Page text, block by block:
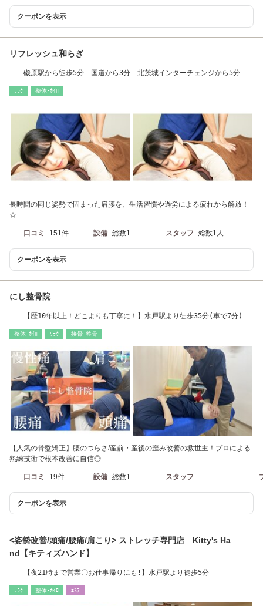
クーポンを表示
リフレッシュ和らぎ
磯原駅から徒歩5分 国道から3分 北茨城インターチェンジから5分
ﾘﾗｸ 整体･ｶｲﾛ
長時間の同じ姿勢で固まった肩腰を、生活習慣や過労による疲れから解放！
☆
口コミ 151件 設備 総数1 スタッフ 総数1人
クーポンを表示
にし整骨院
【歴10年以上！どこよりも丁寧に！】水戸駅より徒歩35分(車で7分)
整体･ｶｲﾛ ﾘﾗｸ 接骨･整骨
【人気の骨盤矯正】腰のつらさ/産前・産後の歪み改善の救世主！プロによる
熟練技術で根本改善に自信◎
口コミ 19件 設備 総数1 スタッフ -
クーポンを表示
<姿勢改善/頭痛/腰痛/肩こり> ストレッチ専門店 Kitty's Ha
nd【キティズハンド】
【夜21時まで営業〇お仕事帰りにも!】水戸駅より徒歩5分
ﾘﾗｸ 整体･ｶｲﾛ ｴｽﾃ